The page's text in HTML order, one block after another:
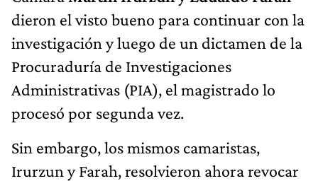
dieron el visto bueno para continuar con la
investigación y luego de un dictamen de la
Procuraduría de Investigaciones
Administrativas (PIA), el magistrado lo
procesó por segunda vez.
Sin embargo, los mismos camaristas,
Irurzun y Farah, resolvieron ahora revocar